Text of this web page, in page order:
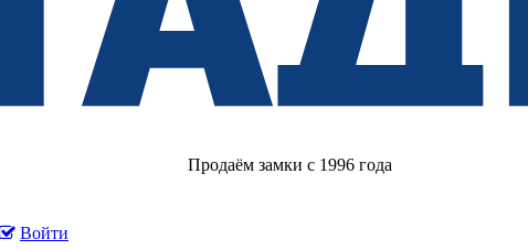
Продаём замки с 1996 года
Войти